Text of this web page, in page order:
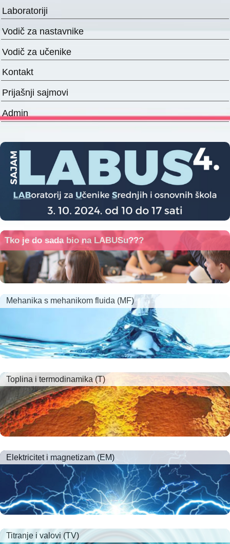
Laboratoriji
Vodič za nastavnike
Vodič za učenike
Kontakt
Prijašnji sajmovi
Admin
Tko je do sada bio na LABUSu???
Mehanika s mehanikom fluida (MF)
Toplina i termodinamika (T)
Elektricitet i magnetizam (EM)
Titranje i valovi (TV)